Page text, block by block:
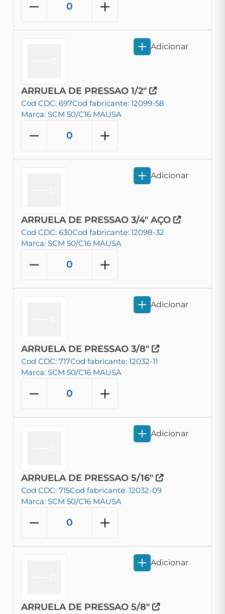
ARRUELA DE PRESSAO 1/2"
Cod CDC: 697Cod fabricante: 12099-58
Marca: SCM 50/C16 MAUSA
Adicionar
ARRUELA DE PRESSAO 3/4" AÇO
Cod CDC: 630Cod fabricante: 12098-32
Marca: SCM 50/C16 MAUSA
Adicionar
ARRUELA DE PRESSAO 3/8"
Cod CDC: 717Cod fabricante: 12032-11
Marca: SCM 50/C16 MAUSA
Adicionar
ARRUELA DE PRESSAO 5/16"
Cod CDC: 715Cod fabricante: 12032-09
Marca: SCM 50/C16 MAUSA
Adicionar
ARRUELA DE PRESSAO 5/8"
Adicionar